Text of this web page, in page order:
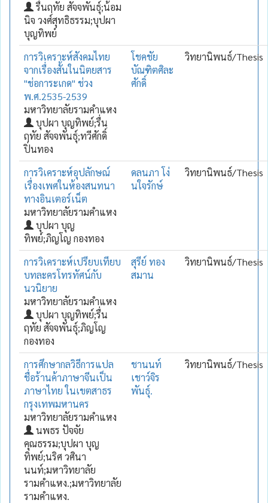
รื่นฤทัย สัจจพันธุ์;น้อม
นิจ วงศ์สุทธิธรรม;บุปผา
บุญทิพย์
การวิเคราะห์สังคมไทย
จากเรื่องสั้นในนิตยสาร
"ช่อการะเกด" ช่วง
พ.ศ.2535-2539
มหาวิทยาลัยรามคำแหง
บุปผา บุญทิพย์;รื่น
ฤทัย สัจจพันธุ์;ทวีศักดิ์
ปิ่นทอง
โชคชัย
บัณฑิตศิละ
ศักดิ์
วิทยานิพนธ์/Thesis
การวิเคราะห์อุปลักษณ์
เรื่องเพศในห้องสนทนา
ทางอินเตอร์เน็ต
มหาวิทยาลัยรามคำแหง
บุปผา บุญ
ทิพย์;ภิญโญ กองทอง
ดลนภา โง่
นใจรักษ์
วิทยานิพนธ์/Thesis
การวิเคราะห์เปรียบเทียบ
บทละครโทรทัศน์กับ
นวนิยาย
มหาวิทยาลัยรามคำแหง
บุปผา บุญทิพย์;รื่น
ฤทัย สัจจพันธุ์;ภิญโญ
กองทอง
สุรีย์ ทอง
สมาน
วิทยานิพนธ์/Thesis
การศึกษากลวิธีการแปล
ชื่อร้านค้าภาษาจีนเป็น
ภาษาไทย ในเขตสาธร
กรุงเทพมหานคร
มหาวิทยาลัยรามคำแหง
นพธร ปัจจัย
คุณธรรม;บุปผา บุญ
ทิพย์;นริศ วศินา
นนท์;มหาวิทยาลัย
รามคำแหง.;มหาวิทยาลัย
รามคำแหง.
ชานนท์
เชาว์จิร
พันธุ์.
วิทยานิพนธ์/Thesis